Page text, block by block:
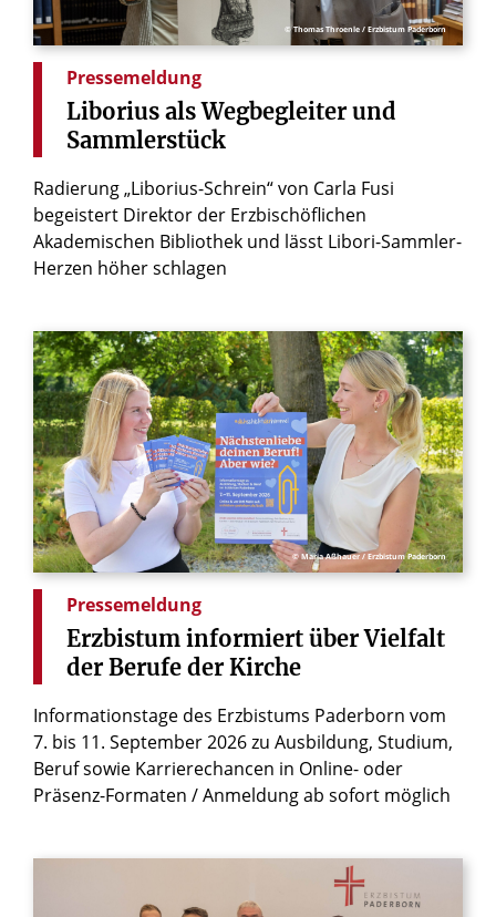
© Thomas Throenle / Erzbistum Paderborn
Pressemeldung
Liborius als Wegbegleiter und
Sammlerstück
Radierung „Liborius-Schrein“ von Carla Fusi
begeistert Direktor der Erzbischöflichen
Akademischen Bibliothek und lässt Libori-Sammler-
Herzen höher schlagen
© Maria Aßhauer / Erzbistum Paderborn
Pressemeldung
Erzbistum informiert über Vielfalt
der Berufe der Kirche
Informationstage des Erzbistums Paderborn vom
7. bis 11. September 2026 zu Ausbildung, Studium,
Beruf sowie Karrierechancen in Online- oder
Präsenz-Formaten / Anmeldung ab sofort möglich